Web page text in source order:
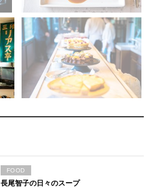
長尾智子の日々のスープ
FOOD